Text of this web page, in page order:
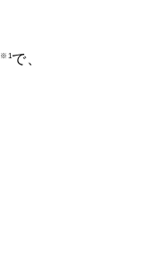
※1 で、